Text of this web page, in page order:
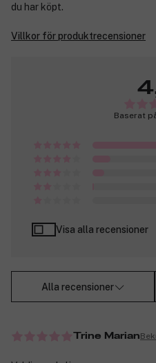
du har köpt.
Villkor för produktrecensioner
Baserat
Visa alla recensioner
Alla recensioner
Trine Marian